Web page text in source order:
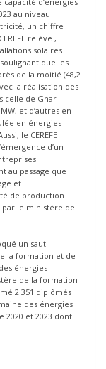
au niveau
un chiffre
relève ,
solaires
que les
de la moitié (48,2
la réalisation des
celle de Ghar
et d’autres en
en énergies
le CEREFE
d’un
au passage que
et
de production
par le ministère de
un saut
la formation et de
énergies
de la formation
2.351 diplômés
des énergies
2020 et 2023 dont